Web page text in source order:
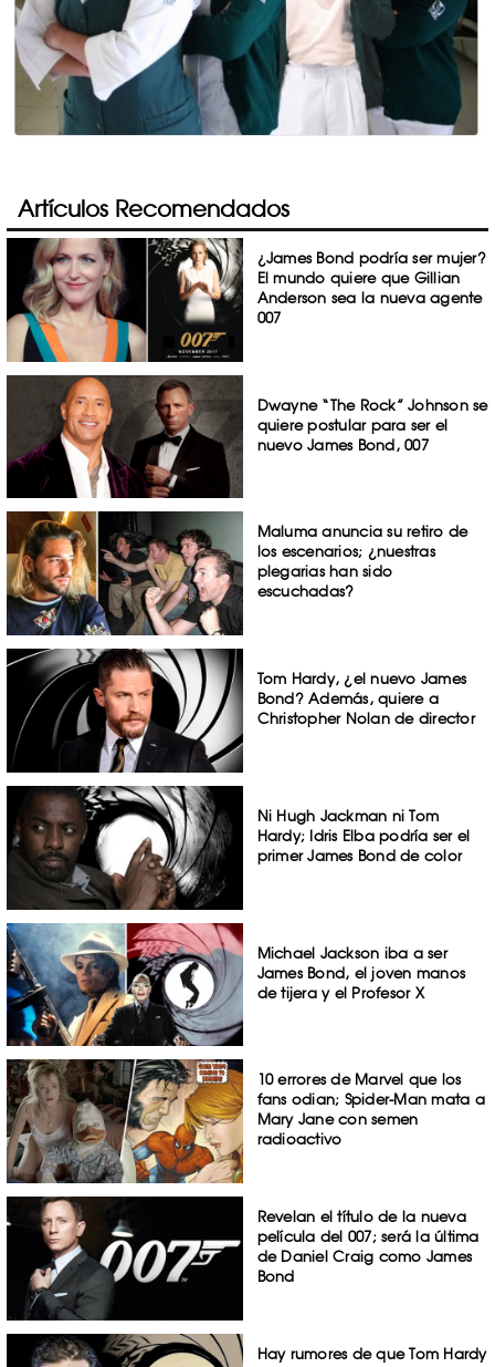
Artículos Recomendados
¿James Bond podría ser mujer?
El mundo quiere que Gillian
Anderson sea la nueva agente
007
Dwayne “The Rock” Johnson se
quiere postular para ser el
nuevo James Bond, 007
Maluma anuncia su retiro de
los escenarios; ¿nuestras
plegarias han sido
escuchadas?
Tom Hardy, ¿el nuevo James
Bond? Además, quiere a
Christopher Nolan de director
Ni Hugh Jackman ni Tom
Hardy; Idris Elba podría ser el
primer James Bond de color
Michael Jackson iba a ser
James Bond, el joven manos
de tijera y el Profesor X
10 errores de Marvel que los
fans odian; Spider-Man mata a
Mary Jane con semen
radioactivo
Revelan el título de la nueva
película del 007; será la última
de Daniel Craig como James
Bond
Hay rumores de que Tom Hardy